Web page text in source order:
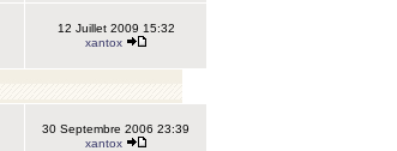
12 Juillet 2009 15:32
xantox
30 Septembre 2006 23:39
xantox